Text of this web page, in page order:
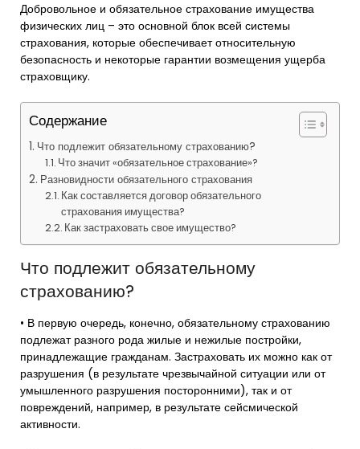
Добровольное и обязательное страхование имущества
физических лиц – это основной блок всей системы
страхования, которые обеспечивает относительную
безопасность и некоторые гарантии возмещения ущерба
страховщику.
Содержание
Что подлежит обязательному страхованию?
Что значит «обязательное страхование»?
Разновидности обязательного страхования
Как составляется договор обязательного
страхования имущества?
Как застраховать свое имущество?
Что подлежит обязательному
страхованию?
• В первую очередь, конечно, обязательному страхованию
подлежат разного рода жилые и нежилые постройки,
принадлежащие гражданам. Застраховать их можно как от
разрушения (в результате чрезвычайной ситуации или от
умышленного разрушения посторонними), так и от
повреждений, например, в результате сейсмической
активности.